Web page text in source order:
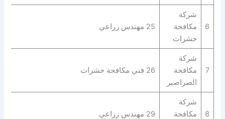
6
شركة
مكافحة
حشرات
25 مهندس زراعي
7
شركة
مكافحة
الصراصير
26 فني مكافحة حشرات
8
شركة
مكافحة
29 مهندس زراعي